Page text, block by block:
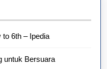
6th – Ipedia
untuk Bersuara